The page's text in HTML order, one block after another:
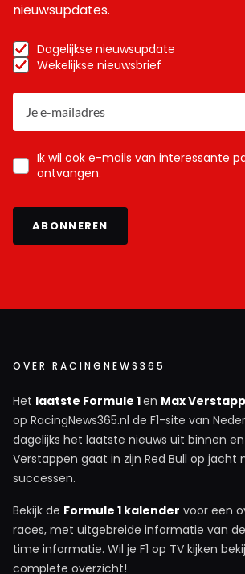
nieuwsupdates.
Dagelijkse nieuwsupdate
Wekelijkse nieuwsbrief
Ik wil ook e-mails van interessante
ontvangen.
ABONNEREN
OVER RACINGNEWS365
Het laatste Formule 1en Max
op RacingNews365.nl de F1-site van
dagelijks het laatste nieuws uit binnen
Verstappen gaat in zijn Red Bull op jacht
successen.
Bekijk de Formule 1 kalender voor een
races, met uitgebreide informatie van
time informatie. Wil je F1 op TV kijken
complete overzicht!